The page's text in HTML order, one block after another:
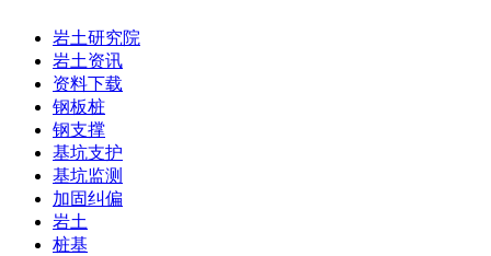
岩土研究院
岩土资讯
资料下载
钢板桩
钢支撑
基坑支护
基坑监测
加固纠偏
岩土
桩基